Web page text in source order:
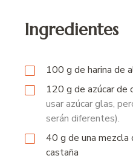
Ingredientes
100 g de harina de
120 g de azúcar de
usar azúcar glas,
serán diferentes).
40 g de una mezcla
castaña